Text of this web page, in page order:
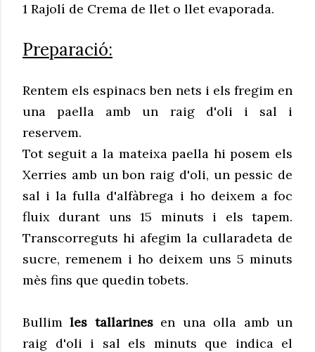
1 Rajolí de Crema de llet o llet evaporada.
Preparació:
Rentem els espinacs ben nets i els fregim en
una paella amb un raig d'oli i sal i
reservem.
Tot seguit a la mateixa paella hi posem els
Xerries amb un bon raig d'oli, un pessic de
sal i la fulla d'alfàbrega i ho deixem a foc
fluix durant uns 15 minuts i els tapem.
Transcorreguts hi afegim la cullaradeta de
sucre, remenem i ho deixem uns 5 minuts
mès fins que quedin tobets.
Bullimles tallarinesen una olla amb un
raig d'oli i sal els minuts que indica el